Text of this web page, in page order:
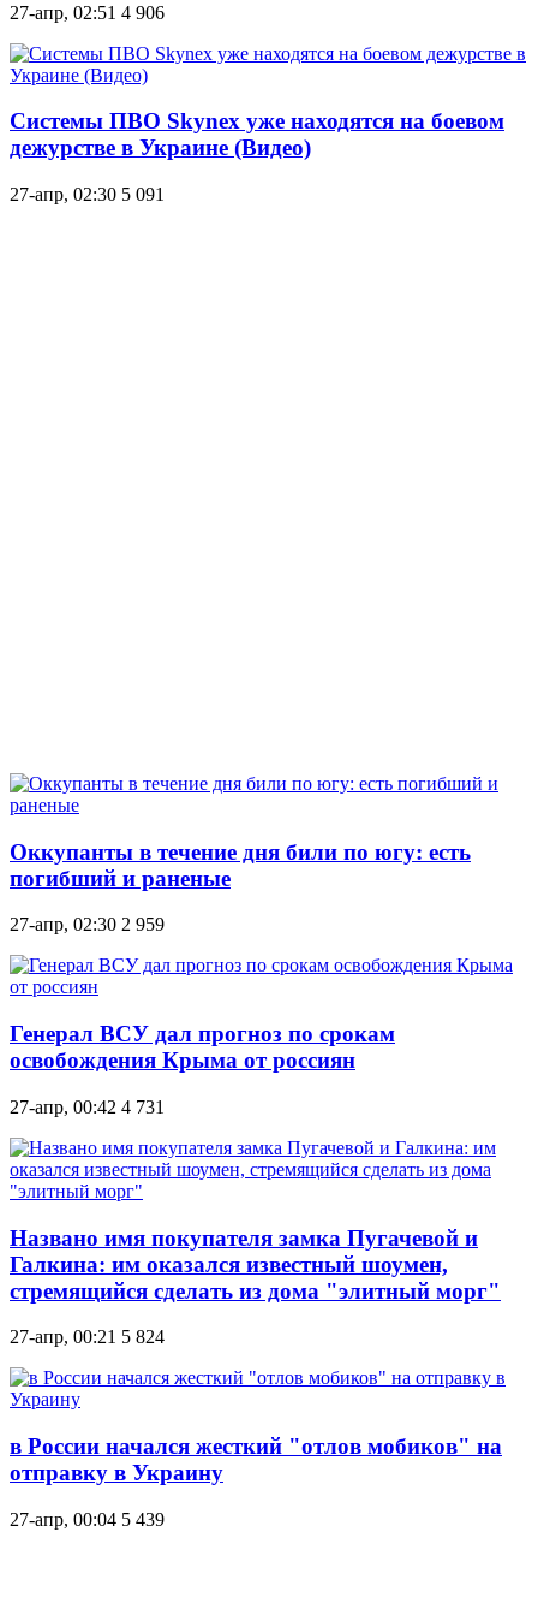
27-апр, 02:51 4 906
Системы ПВО Skynex уже находятся на боевом
дежурстве в Украине (Видео)
27-апр, 02:30 5 091
Оккупанты в течение дня били по югу: есть
погибший и раненые
27-апр, 02:30 2 959
Генерал ВСУ дал прогноз по срокам
освобождения Крыма от россиян
27-апр, 00:42 4 731
Названо имя покупателя замка Пугачевой и
Галкина: им оказался известный шоумен,
стремящийся сделать из дома "элитный морг"
27-апр, 00:21 5 824
в России начался жесткий "отлов мобиков" на
отправку в Украину
27-апр, 00:04 5 439